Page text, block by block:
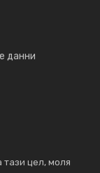
данни
цел, моля